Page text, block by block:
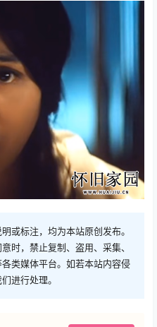
或标注，均为本站原创发布。
时，禁止复制、盗用、采集、
类媒体平台。如若本站内容侵
进行处理。